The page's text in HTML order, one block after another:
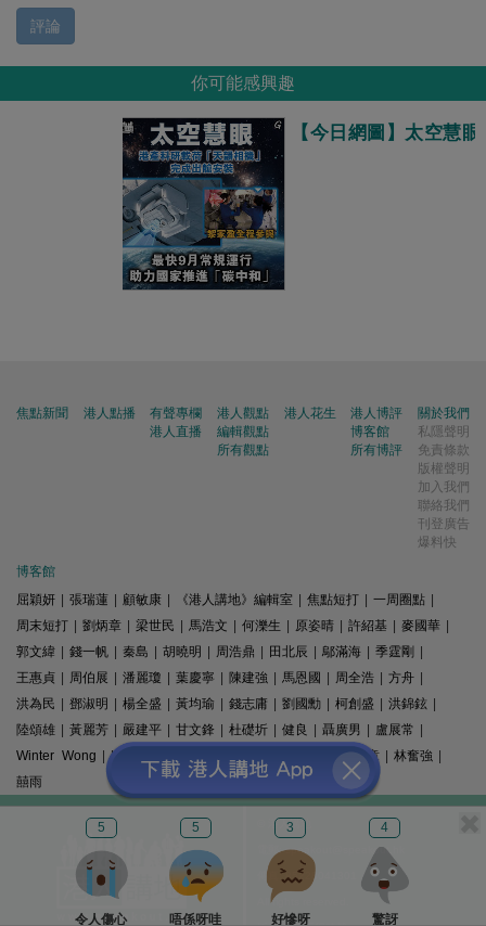
5
令人傷心
5
唔係呀哇
3
好慘呀
4
驚訝
評論
你可能感興趣
【今日網圖】太空慧眼
焦點新聞 港人點播
有聲專欄
港人直播
港人觀點
編輯觀點
所有觀點
港人花生
港人博評
博客館
所有博評
關於我們
私隱聲明
免責條款
版權聲明
加入我們
聯絡我們
刊登廣告
爆料快
博客館
屈穎妍
張瑞蓮 顧敏康 《港人講地》編輯室 焦點短打 一周圈點
周末短打
劉炳章 梁世民 馬浩文 何濼生 原姿晴 許紹基 麥國華
郭文緯
錢一帆 秦島 胡曉明 周浩鼎 田北辰 鄔滿海 季霆剛
王惠貞
周伯展 潘麗瓊 葉慶寧 陳建強 馬恩國 周全浩 方舟
洪為民
鄧淑明 楊全盛 黃均瑜 錢志庸 劉國勳 柯創盛 洪錦鉉
陸頌雄
黃麗芳 嚴建平 甘文鋒 杜礎圻 健良 聶廣男 盧展常
Winter Wong
K2 梁文新 羅崑 姚銘 精選文章 林奮強
囍雨
© 港人講地
電郵: speakout@speakout.hk
傳真: 85228041301
All rights reserved.